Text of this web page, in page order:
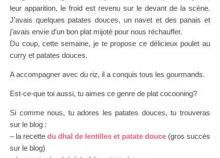
leur apparition, le froid est revenu sur le devant de la scène.
J’avais quelques patates douces, un navet et des panais et
j’avais envie d’un bon plat mijoté pour nous réchauffer.
Du coup, cette semaine, je te propose ce délicieux poulet au
curry et patates douces.
A accompagner avec du riz, il a conquis tous les gourmands.
Est-ce-que toi aussi, tu aimes ce genre de plat cocooning?
Si comme nous, tu adores les patates douces, tu trouveras
sur le blog :
– la recette du dhal de lentilles et patate douce (gros succès
sur le blog)